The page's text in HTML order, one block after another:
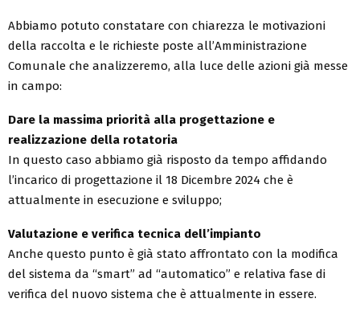
Abbiamo potuto constatare con chiarezza le motivazioni
della raccolta e le richieste poste all’Amministrazione
Comunale che analizzeremo, alla luce delle azioni già messe
in campo:
Dare la massima priorità alla progettazione e
realizzazione della rotatoria
In questo caso abbiamo già risposto da tempo affidando
l’incarico di progettazione il 18 Dicembre 2024 che è
attualmente in esecuzione e sviluppo;
Valutazione e verifica tecnica dell’impianto
Anche questo punto è già stato affrontato con la modifica
del sistema da “smart” ad “automatico” e relativa fase di
verifica del nuovo sistema che è attualmente in essere.